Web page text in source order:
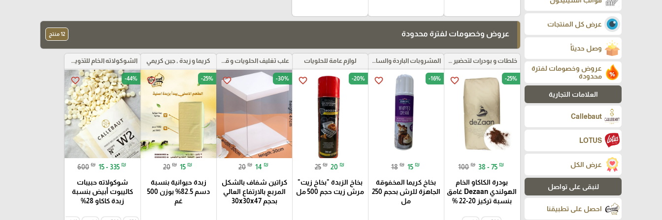
عرض كل المنتجات
وصل حديثاً
عروض وخصومات لفترة
محدودة
العلامات التجارية
Callebaut
LOTUS
عرض الكل
لنبقى على تواصل
احصل على تطبيقنا
عروض وخصومات لفترة محدودة 12 منتج
خلطات و بودرات لتحضير العجائن
favorite_border -25%
100 ₪ 38 - 75 ₪
بودرة الكاكاو الخام
الهولندي Dezaan غامق
بنسبة تركيز 20-22 %
المشروبات الباردة والساخنة ومركزات الموهيتو
favorite_border -16%
18 ₪ 15 ₪
بخاخ كريما المخفوقة
الجاهزة للرش بحجم 250
مل
لوازم عامة للحلويات
favorite_border -20%
25 ₪ 20 ₪
بخاخ الزبدة "بخاخ زيت"
مرش زيت حجم 500 مل
علب تغليف الحلويات و قواعد الكيك و علب بلاستيكية بأنواعها
favorite_border -30%
20 ₪ 14 ₪
كراتين شفاف بالشكل
المربع بالارتفاع العالي
بحجم 30x30x47
كريما و زبدة , جبن كريمي
favorite_border -25%
20 ₪ 15 ₪
زبدة حيوانية بنسبة
دسم 82.5% بوزن 500
غم
الشوكولاته الخام للتذويب بأنواعها
favorite_border -44%
600 ₪ 15 - 335 ₪
شوكولاته حبيبات
كاليبوت أبيض بنسبة
زبدة كاكاو 28%